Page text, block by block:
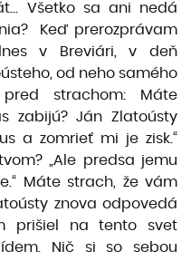
Všetko sa ani nedá
Keď prerozprávam
v Breviári, v deň
od neho samého
pred strachom: Máte
zabijú? Ján Zlatoústy
a zomrieť mi je zisk.“
„Ale predsa jemu
Máte strach, že vám
znova odpovedá
prišiel na tento svet
Nič si so sebou